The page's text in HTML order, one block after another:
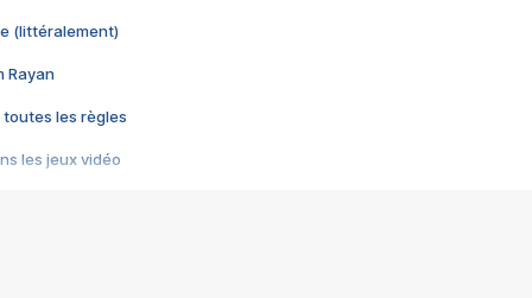
(littéralement)
Rayan
toutes les règles
les jeux vidéo